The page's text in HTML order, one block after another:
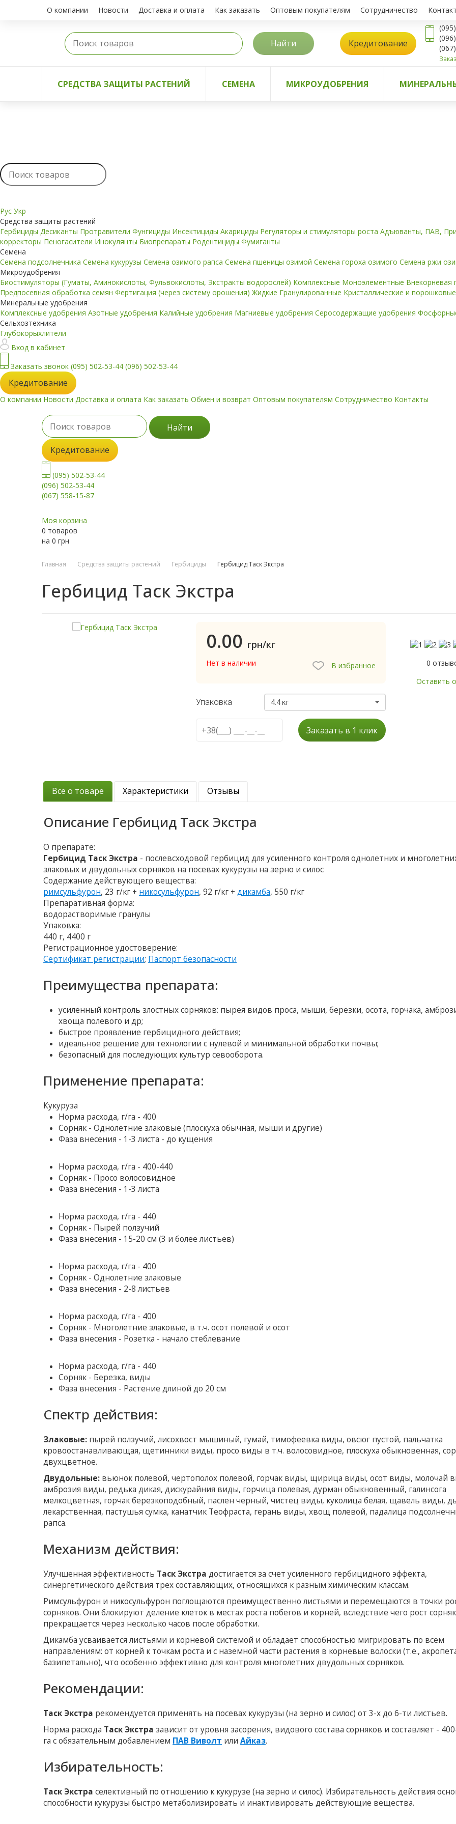
О компании Новости Доставка и оплата Как заказать Оптовым покупателям Сотрудничество
Найти Кредитование
СРЕДСТВА ЗАЩИТЫ РАСТЕНИЙ СЕМЕНА МИКРОУДОБРЕНИЯ
Рус Укр
Средства защиты растений
Гербициды Десиканты Протравители Фунгициды Инсектициды Акарициды Регуляторы и стимуляторы роста Адъюванты, ПАВ,
корректоры Пеногасители Инокулянты Биопрепараты Родентициды Фумиганты
Семена
Семена подсолнечника Семена кукурузы Семена озимого рапса Семена пшеницы озимой Семена гороха озимого Семена ржи
Микроудобрения
Биостимуляторы (Гуматы, Аминокислоты, Фульвокислоты, Экстракты водорослей) Комплексные Моноэлементные Внекорневая
Предпосевная обработка семян Фертигация (через систему орошения)Жидкие Гранулированные Кристаллические и
Минеральные удобрения
Комплексные удобрения Азотные удобрения Калийные удобрения Магниевые удобрения Серосодержащие удобрения
Сельхозтехника
Глубокорыхлители
Вход в кабинет
Заказать звонок (095) 502-53-44 (096) 502-53-44
Кредитование
О компании Новости Доставка и оплата Как заказать Обмен и возврат Оптовым покупателям Сотрудничество Контакты
Найти
Кредитование
(095) 502-53-44
(096) 502-53-44
(067) 558-15-87
Моя корзина
0 товаров
на 0 грн
Главная Средства защиты растений Гербициды Гербицид Таск Экстра
Гербицид Таск Экстра
0.00 грн/кг
Нет в наличии В избранное
Упаковка 4.4 кг
0
Оставить
Заказать в 1 клик
Все о товаре Характеристики Отзывы
Описание Гербицид Таск Экстра
О препарате:
Гербицид Таск Экстра - послевсходовой гербицид для усиленного контроля однолетних и
злаковых и двудольных сорняков на посевах кукурузы на зерно и силос
Содержание действующего вещества:
римсульфурон, 23 г/кг + никосульфурон, 92 г/кг +дикамба, 550 г/кг
Препаративная форма:
водорастворимые гранулы
Упаковка:
440 г, 4400 г
Регистрационное удостоверение:
Сертификат регистрации; Паспорт безопасности
Преимущества препарата:
усиленный контроль злостных сорняков: пырея видов проса, мыши, березки, осота, горчака,
хвоща полевого и др;
быстрое проявление гербицидного действия;
идеальное решение для технологии с нулевой и минимальной обработки почвы;
безопасный для последующих культур севооборота.
Применение препарата:
Кукуруза
Норма расхода, г/га - 400
Сорняк - Однолетние злаковые (плоскуха обычная, мыши и другие)
Фаза внесения - 1-3 листа - до кущения
Норма расхода, г/га - 400-440
Сорняк - Просо волосовидное
Фаза внесения - 1-3 листа
Норма расхода, г/га - 440
Сорняк - Пырей ползучий
Фаза внесения - 15-20 см (3 и более листьев)
Норма расхода, г/га - 400
Сорняк - Однолетние злаковые
Фаза внесения - 2-8 листьев
Норма расхода, г/га - 400
Сорняк - Многолетние злаковые, в т.ч. осот полевой и осот
Фаза внесения - Розетка - начало стеблевание
Норма расхода, г/га - 440
Сорняк - Березка, виды
Фаза внесения - Растение длиной до 20 см
Спектр действия:
Злаковые: пырей ползучий, лисохвост мышиный, гумай, тимофеевка виды, овсюг пустой, пальчатка
кровоостанавливающая, щетинники виды, просо виды в т.ч. волосовидное, плоскуха обыкновенная,
двухцветное.
Двудольные: вьюнок полевой, чертополох полевой, горчак виды, щирица виды, осот виды, молочай
амброзия виды, редька дикая, дискурайния виды, горчица полевая, дурман обыкновенный, галинсога
мелкоцветная, горчак березкоподобный, паслен черный, чистец виды, куколица белая, щавель виды,
лекарственная, пастушья сумка, канатчик Теофраста, герань виды, хвощ полевой, падалица
рапса.
Механизм действия:
Улучшенная эффективность Таск Экстра достигается за счет усиленного гербицидного эффекта,
синергетического действия трех составляющих, относящихся к разным химическим классам.
Римсульфурон и никосульфурон поглощаются преимущественно листьями и перемещаются в точки
сорняков. Они блокируют деление клеток в местах роста побегов и корней, вследствие чего рост
прекращается через несколько часов после обработки.
Дикамба усваивается листьями и корневой системой и обладает способностью мигрировать по всем
направлениям: от корней к точкам роста и с наземной части растения в корневые волоски (т.е.,
базипетально), что особенно эффективно для контроля многолетних двудольных сорняков.
Рекомендации:
Таск Экстра рекомендуется применять на посевах кукурузы (на зерно и силос) от 3-х до 6-ти листьев.
Норма расхода Таск Экстра зависит от уровня засорения, видового состава сорняков и составляет -
га с обязательным добавлением ПАВ Виволт илиАйказ.
Избирательность:
Таск Экстра селективный по отношению к кукурузе (на зерно и силос). Избирательность действия
способности кукурузы быстро метаболизировать и инактивировать действующие вещества.